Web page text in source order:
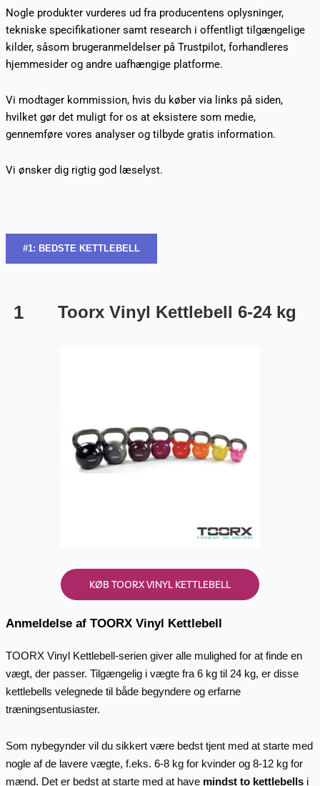
Nogle produkter vurderes ud fra producentens oplysninger,
tekniske specifikationer samt research i offentligt tilgængelige
kilder, såsom brugeranmeldelser på Trustpilot, forhandleres
hjemmesider og andre uafhængige platforme.
Vi modtager kommission, hvis du køber via links på siden,
hvilket gør det muligt for os at eksistere som medie,
gennemføre vores analyser og tilbyde gratis information.
Vi ønsker dig rigtig god læselyst.
#1: BEDSTE KETTLEBELL
1 Toorx Vinyl Kettlebell 6-24 kg
KØB TOORX VINYL KETTLEBELL
Anmeldelse af TOORX Vinyl Kettlebell
TOORX Vinyl Kettlebell-serien giver alle mulighed for at finde en
vægt, der passer. Tilgængelig i vægte fra 6 kg til 24 kg, er disse
kettlebells velegnede til både begyndere og erfarne
træningsentusiaster.
Som nybegynder vil du sikkert være bedst tjent med at starte med
nogle af de lavere vægte, f.eks. 6-8 kg for kvinder og 8-12 kg for
mænd. Det er bedst at starte med at have mindst to kettlebellsi